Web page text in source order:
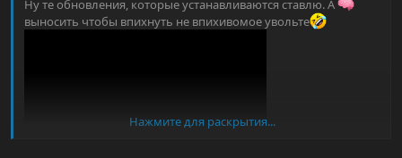
Ну те обновления, которые устанавливаются ставлю. А
выносить чтобы впихнуть не впихивомое увольте
Нажмите для раскрытия...